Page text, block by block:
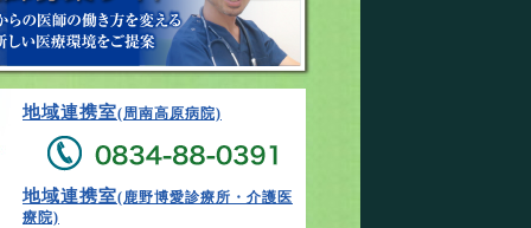
地域連携室(周南高原病院)
地域連携室(鹿野博愛診療所・介護医
療院)